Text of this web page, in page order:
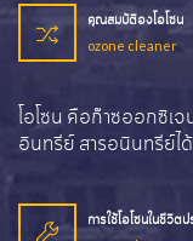
คุณสมบัติองโอโซน
ozone cleaner
โอโซน คือก๊าซออกซิเ
อินทรีย์ สารอนินทรีย์ได้
การใช้โอโซนในชีวิตป